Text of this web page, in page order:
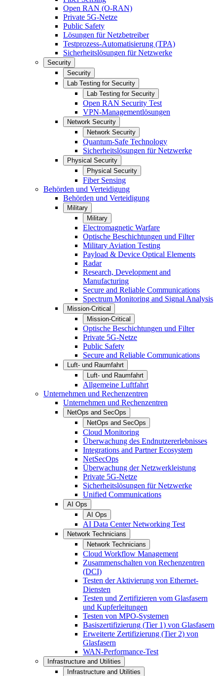
Open RAN (O-RAN)
Private 5G-Netze
Public Safety
Lösungen für Netzbetreiber
Testprozess-Automatisierung (TPA)
Sicherheitslösungen für Netzwerke
Security
Security
Lab Testing for Security
Lab Testing for Security
Open RAN Security Test
VPN-Managementlösungen
Network Security
Network Security
Quantum-Safe Technology
Sicherheitslösungen für Netzwerke
Physical Security
Physical Security
Fiber Sensing
Behörden und Verteidigung
Behörden und Verteidigung
Military
Military
Electromagnetic Warfare
Optische Beschichtungen und Filter
Military Aviation Testing
Payload & Device Optical Elements
Radar
Research, Development and
Manufacturing
Secure and Reliable Communications
Spectrum Monitoring and Signal Analysis
Mission-Critical
Mission-Critical
Optische Beschichtungen und Filter
Private 5G-Netze
Public Safety
Secure and Reliable Communications
Luft- und Raumfahrt
Luft- und Raumfahrt
Allgemeine Luftfahrt
Unternehmen und Rechenzentren
Unternehmen und Rechenzentren
NetOps and SecOps
NetOps and SecOps
Cloud Monitoring
Überwachung des Endnutzererlebnisses
Integrations and Partner Ecosystem
NetSecOps
Überwachung der Netzwerkleistung
Private 5G-Netze
Sicherheitslösungen für Netzwerke
Unified Communications
AI Ops
AI Ops
AI Data Center Networking Test
Network Technicians
Network Technicians
Cloud Workflow Management
Zusammenschalten von Rechenzentren
(DCI)
Testen der Aktivierung von Ethernet-
Diensten
Testen und Zertifizieren vom Glasfasern
und Kupferleitungen
Testen von MPO-Systemen
Basiszertifizierung (Tier 1) von Glasfasern
Erweiterte Zertifizierung (Tier 2) von
Glasfasern
WAN-Performance-Test
Infrastructure and Utilities
Infrastructure and Utilities